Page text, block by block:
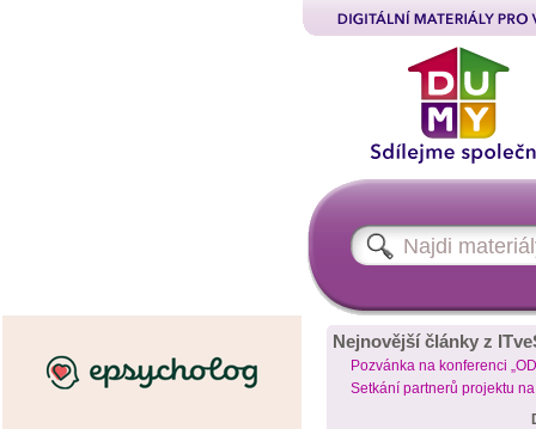
Nejnovější články z
Pozvánka na konferenci
Setkání partnerů projektu